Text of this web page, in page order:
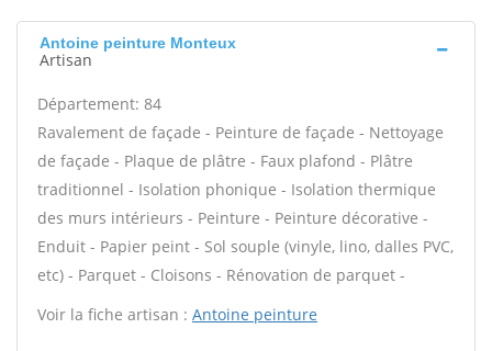
Antoine peinture Monteux
Artisan
Département: 84
Ravalement de façade - Peinture de façade - Nettoyage
de façade - Plaque de plâtre - Faux plafond - Plâtre
traditionnel - Isolation phonique - Isolation thermique
des murs intérieurs - Peinture - Peinture décorative -
Enduit - Papier peint - Sol souple (vinyle, lino, dalles PVC,
etc) - Parquet - Cloisons - Rénovation de parquet -
Voir la fiche artisan : Antoine peinture